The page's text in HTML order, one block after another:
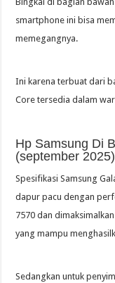
smartphone ini bisa
memegangnya.
Ini karena terbuat dari
Core tersedia dalam
Hp Samsung Di
(september 2025)
Spesifikasi Samsung
dapur pacu dengan
7570 dan
yang mampu
Sedangkan untuk